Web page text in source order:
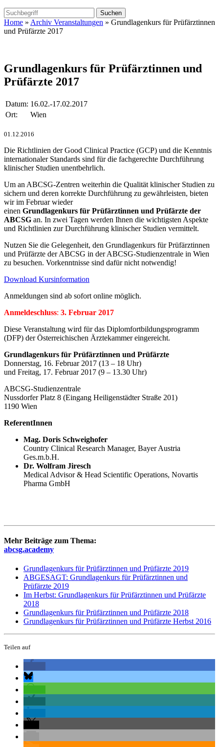
Home » Archiv Veranstaltungen » Grundlagenkurs für Prüfärztinnen
und Prüfärzte 2017
Grundlagenkurs für Prüfärztinnen und
Prüfärzte 2017
Datum: 16.02.-17.02.2017
Ort:
Wien
01.12.2016
Die Richtlinien der Good Clinical Practice (GCP) und die Kenntnis
internationaler Standards sind für die fachgerechte Durchführung
klinischer Studien unentbehrlich.
Um an ABCSG-Zentren weiterhin die Qualität klinischer Studien zu
sichern und deren korrekte Durchführung zu gewährleisten, bieten
wir im Februar wieder
einen Grundlagenkurs für Prüfärztinnen und Prüfärzte der
ABCSG an. In zwei Tagen werden Ihnen die wichtigsten Aspekte
und Richtlinien zur Durchführung klinischer Studien vermittelt.
Nutzen Sie die Gelegenheit, den Grundlagenkurs für Prüfärztinnen
und Prüfärzte der ABCSG in der ABCSG-Studienzentrale in Wien
zu besuchen. Vorkenntnisse sind dafür nicht notwendig!
Download Kursinformation
Anmeldungen sind ab sofort online möglich.
Anmeldeschluss: 3. Februar 2017
Diese Veranstaltung wird für das Diplomfortbildungsprogramm
(DFP) der Österreichischen Ärztekammer eingereicht.
Grundlagenkurs für Prüfärztinnen und Prüfärzte
Donnerstag, 16. Februar 2017 (13 – 18 Uhr)
und Freitag, 17. Februar 2017 (9 – 13.30 Uhr)
ABCSG-Studienzentrale
Nussdorfer Platz 8 (Eingang Heiligenstädter Straße 201)
1190 Wien
ReferentInnen
Mag. Doris Schweighofer
Country Clinical Research Manager, Bayer Austria
Ges.m.b.H.
Dr. Wolfram Jiresch
Medical Advisor & Head Scientific Operations, Novartis
Pharma GmbH
Mehr Beiträge zum Thema:
abcsg.academy
Grundlagenkurs für Prüfärztinnen und Prüfärzte 2019
ABGESAGT: Grundlagenkurs für Prüfärztinnen und
Prüfärzte 2019
Im Herbst: Grundlagenkurs für Prüfärztinnen und Prüfärzte
2018
Grundlagenkurs für Prüfärztinnen und Prüfärzte 2018
Grundlagenkurs für Prüfärztinnen und Prüfärzte Herbst 2016
Teilen auf